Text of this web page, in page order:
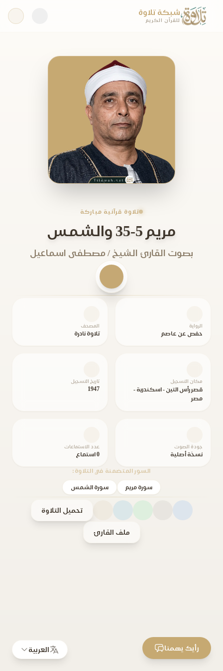
شبكة تلاوة
للقرآن الكريم
تلاوة قرآنية مباركة
مريم 5-35 والشمس
بصوت القارئ الشيخ / مصطفى اسماعيل
الرواية
حفص عن عاصم
المصحف
تلاوة نادرة
مكان التسجيل
قصر رأس التين - اسكندرية -
مصر
تاريخ التسجيل
1947
جودة الصوت
نسخة أصلية
عدد الاستماعات
0 استماع
السور المتضمنة في التلاوة:
سورة مريم سورة الشمس
تحميل التلاوة
ملف القارئ
العربية رأيك يهمنا